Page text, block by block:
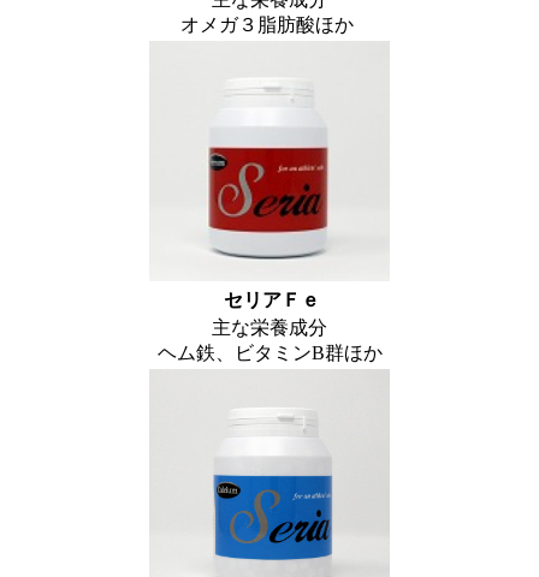
オメガ３脂肪酸ほか
セリアＦｅ
主な栄養成分
ヘム鉄、ビタミンB群ほか